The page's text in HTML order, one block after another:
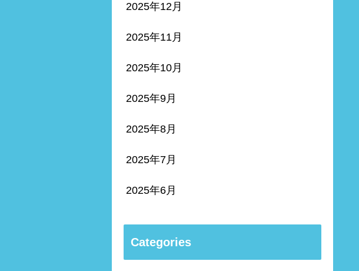
2025年12月
2025年11月
2025年10月
2025年9月
2025年8月
2025年7月
2025年6月
Categories